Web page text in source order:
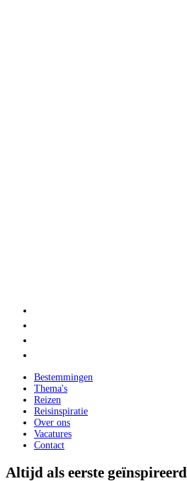
Bestemmingen
Thema's
Reizen
Reisinspiratie
Over ons
Vacatures
Contact
Altijd als eerste geïnspireerd